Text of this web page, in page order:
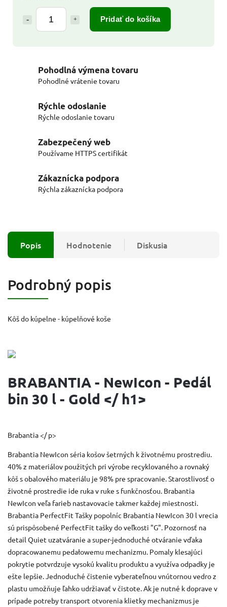
Pridať do košíka
Pohodlná výmena tovaru
Pohodlné vrátenie tovaru
Rýchle odoslanie
Rýchle odoslanie tovaru
Zabezpečený web
Používame HTTPS certifikát
Zákaznícka podpora
Rýchla zákaznícka podpora
Popis Hodnotenie Diskusia
Podrobný popis
Kôš do kúpelne - kúpelňové koše
BRABANTIA - NewIcon - Pedál
bin 30 l - Gold </ h1>
Brabantia </ p>
Brabantia NewIcon séria košov šetrných k životnému prostrediu.
40% z materiálov použitých pri výrobe recyklovaného a rovnaký
kôš s obalového materiálu je 98% pre spracovanie. Starostlivosť o
životné prostredie ide ruka v ruke s funkčnosťou. Brabantia
NewIcon veľa farieb nastavovacie takmer každej miestnosti.
Brabantia PerfectFit Tašky popolníc Brabantia NewIcon 30 l vrecia
sú prispôsobené PerfectFit tašky do veľkosti "G". Pozornosť na
detail Quiet uzatváranie a super-jednoduché otváranie vďaka
dopracowanemu pedałowemu mechanizmu. Pomaly klesajúci
pokrytie potvrdzuje vysokú kvalitu produktu a využíva odpadky je
ešte lepšie. Jednoduché čistenie vyberateľnou vnútornou vedro z
plastu umožňuje ľahko udržiavať v čistote. Ak je nutné k doprave v
prípade potreby transport otvorenia klietky mechanizmus je